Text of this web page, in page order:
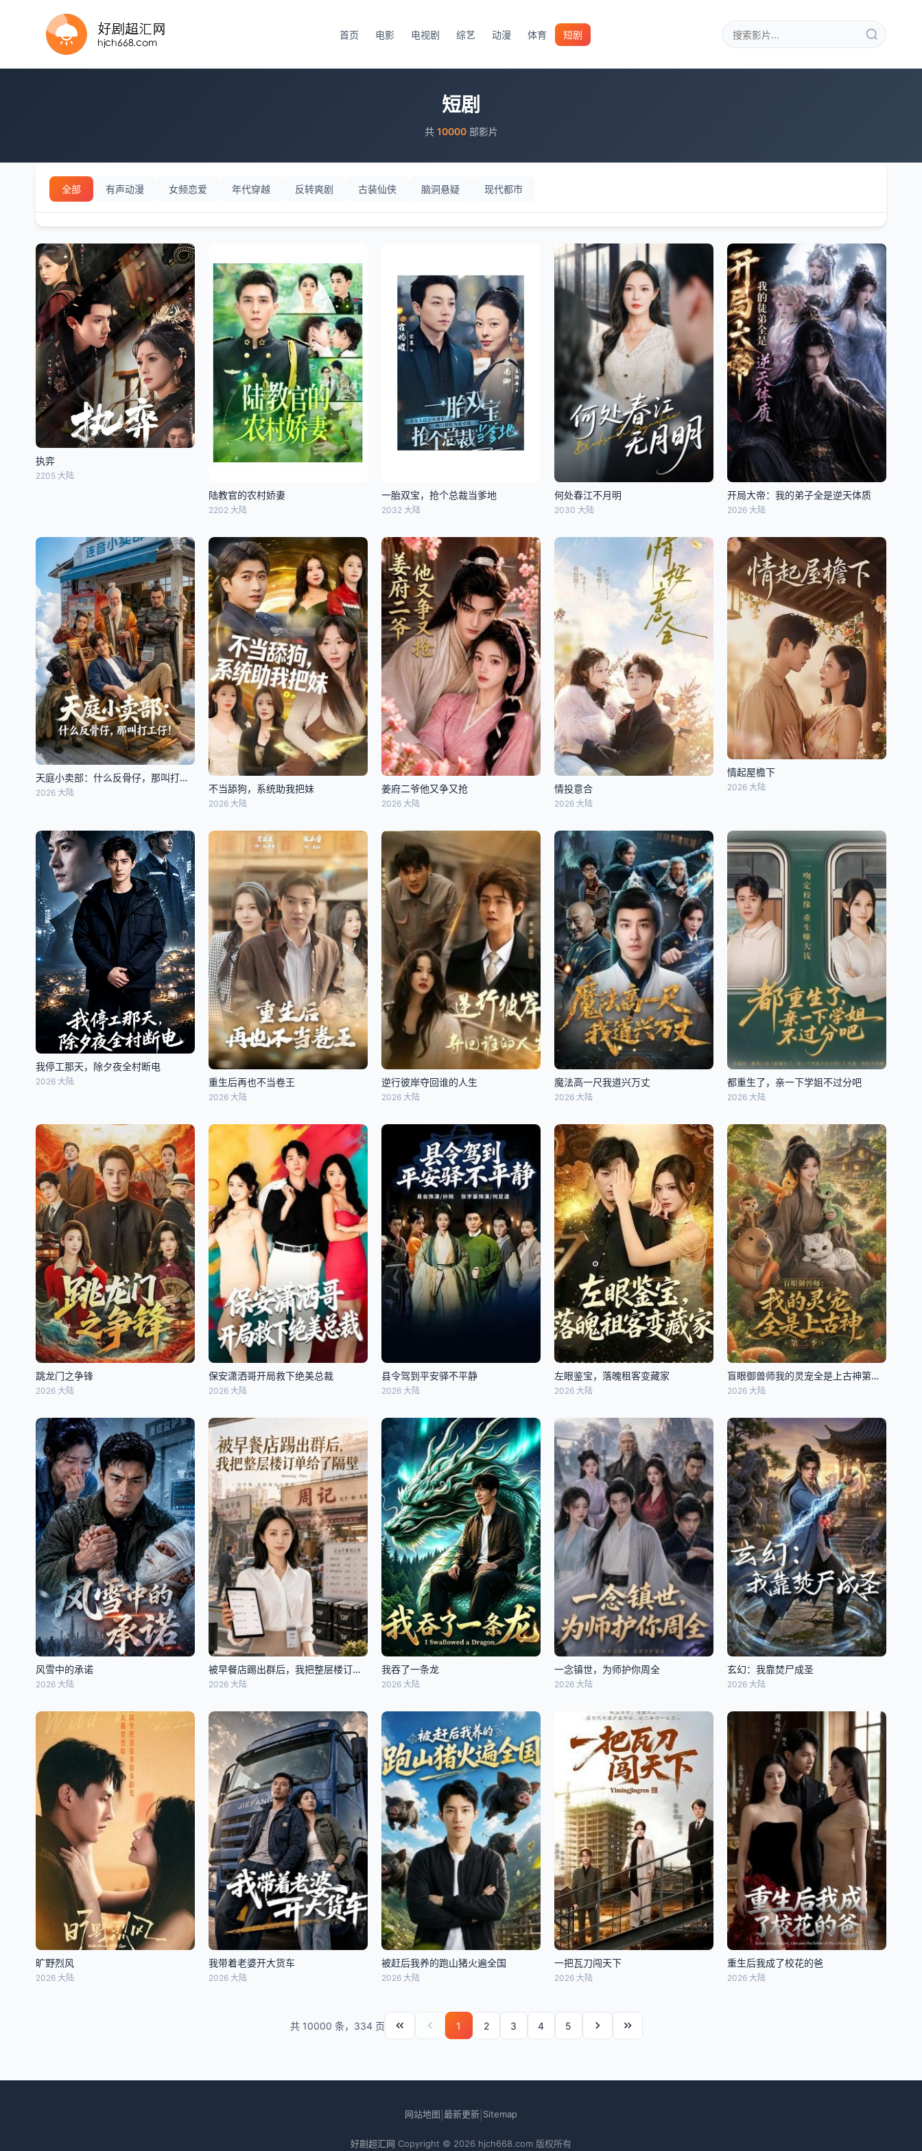
首页 电影 电视剧 综艺 动漫 体育 短剧
短剧
共 10000部影片
全部 有声动漫 女频恋爱 年代穿越 反转爽剧 古装仙侠 脑洞悬疑 现代都市
执弈
2205 大陆
陆教官的农村娇妻
2202 大陆
一胎双宝，抢个总裁当爹地
2032 大陆
何处春江不月明
2030 大陆
开局大帝：我的弟子全是逆天体质
2026 大陆
天庭小卖部：什么反骨仔，那叫打工仔！
2026 大陆 不当舔狗，系统助我把妹
2026 大陆
姜府二爷他又争又抢
2026 大陆
情投意合
2026 大陆
情起屋檐下
2026 大陆
我停工那天，除夕夜全村断电
2026 大陆 重生后再也不当卷王
2026 大陆
逆行彼岸夺回谁的人生
2026 大陆
魔法高一尺我道兴万丈
2026 大陆
都重生了，亲一下学姐不过分吧
2026 大陆
跳龙门之争锋
2026 大陆
保安潇洒哥开局救下绝美总裁
2026 大陆
县令驾到平安驿不平静
2026 大陆
左眼鉴宝，落魄租客变藏家
2026 大陆
盲眼御兽师我的灵宠全是上古神第二季
2026 大陆
风雪中的承诺
2026 大陆
被早餐店踢出群后，我把整层楼订单给了隔壁
2026 大陆
我吞了一条龙
2026 大陆
一念镇世，为师护你周全
2026 大陆
玄幻：我靠焚尸成圣
2026 大陆
旷野烈风
2026 大陆
我带着老婆开大货车
2026 大陆
被赶后我养的跑山猪火遍全国
2026 大陆
一把瓦刀闯天下
2026 大陆
重生后我成了校花的爸
2026 大陆
共 10000 条，334 页 1 2 3 4 5
网站地图 最新更新 Sitemap
好剧超汇网 Copyright © 2026 hjch668.com 版权所有